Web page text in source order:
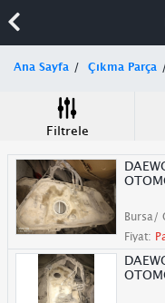
Ana Sayfa Çıkma Parça
Filtrele
DAEWOO
Bursa/
Fiyat: